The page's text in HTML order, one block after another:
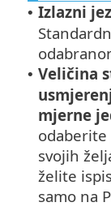
• Izlazni
• Veličina
mjerne
svojih
želite
samo na